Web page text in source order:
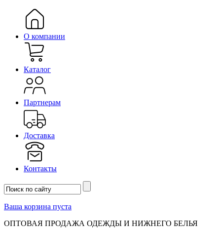
О компании
Каталог
Партнерам
Доставка
Контакты
Ваша корзина пуста
ОПТОВАЯ ПРОДАЖА ОДЕЖДЫ И НИЖНЕГО БЕЛЬЯ